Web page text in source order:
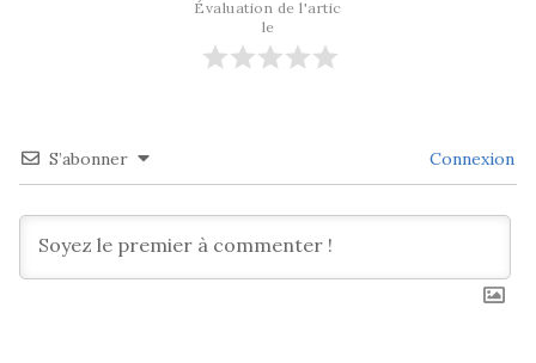
Évaluation de l'artic
le
S’abonner Connexion